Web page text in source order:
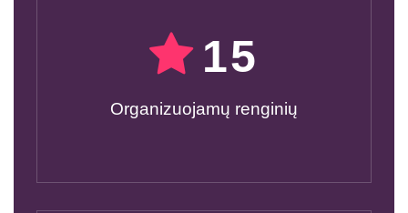
15
Organizuojamų renginių